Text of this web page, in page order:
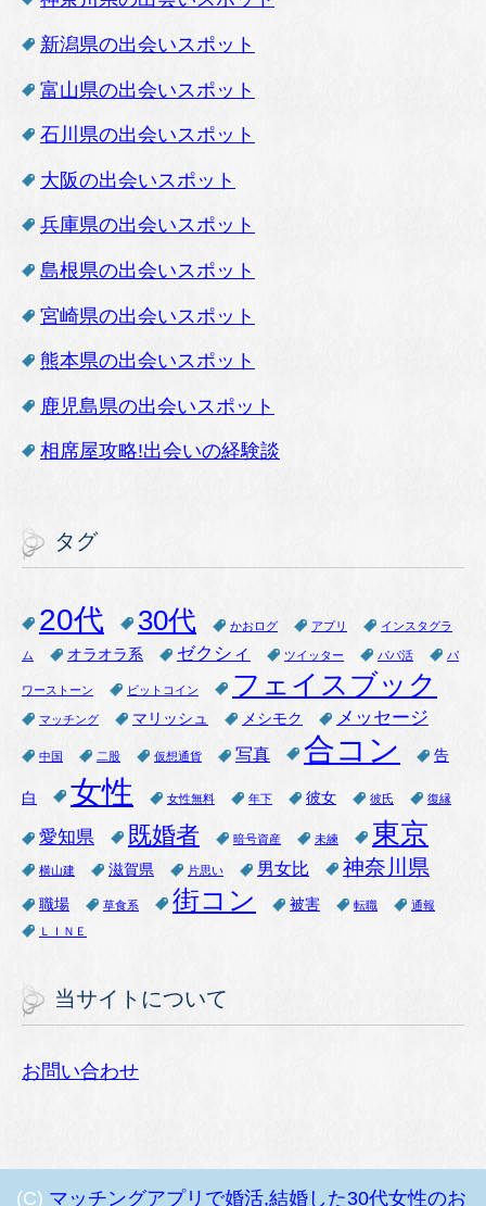
新潟県の出会いスポット
富山県の出会いスポット
石川県の出会いスポット
大阪の出会いスポット
兵庫県の出会いスポット
島根県の出会いスポット
宮崎県の出会いスポット
熊本県の出会いスポット
鹿児島県の出会いスポット
相席屋攻略!出会いの経験談
タグ
20代 30代 かおログ アプリ インスタグラ
ム オラオラ系 ゼクシィ ツイッター パパ活 パ
ワーストーン ビットコイン フェイスブック
マッチング マリッシュ メシモク メッセージ
中国 二股 仮想通貨 写真 合コン 告
白 女性 女性無料 年下 彼女 彼氏 復縁
愛知県 既婚者 暗号資産 未練 東京
横山建 滋賀県 片思い 男女比 神奈川県
職場 草食系 街コン 被害 転職
通報
ＬＩＮＥ
当サイトについて
お問い合わせ
(C) マッチングアプリで婚活,結婚した30代女性のお